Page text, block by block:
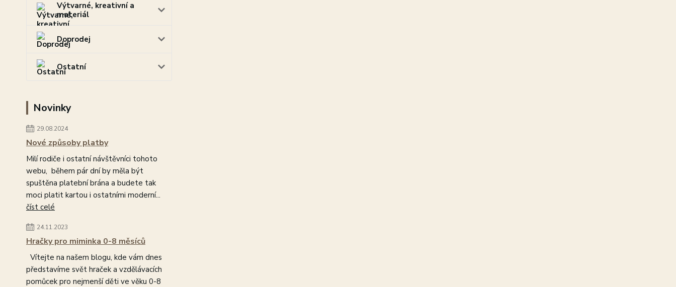
Výtvarné, kreativní a
materiál
Doprodej
Ostatní
Novinky
29.08.2024
Nové způsoby platby
Milí rodiče i ostatní návštěvníci tohoto
webu, během pár dní by měla být
spuštěna platební brána a budete tak
moci platit kartou i ostatními moderní...
číst celé
24.11.2023
Hračky pro miminka 0-8 měsíců
Vítejte na našem blogu, kde vám dnes
představíme svět hraček a vzdělávacích
pomůcek pro nejmenší děti ve věku 0-8